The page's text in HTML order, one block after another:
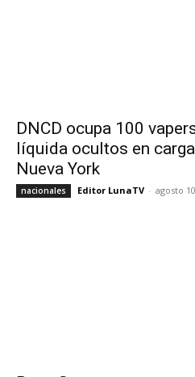
DNCD ocupa 100
líquida ocultos en
Nueva York
nacionales Editor LunaTV - agosto